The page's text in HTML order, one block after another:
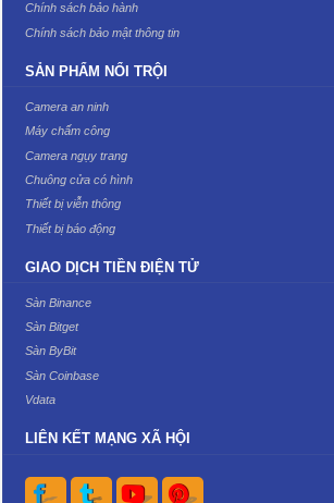
Chính sách bảo hành
Chính sách bảo mật thông tin
SẢN PHẨM NỔI TRỘI
Camera an ninh
Máy chấm công
Camera ngụy trang
Chuông cửa có hình
Thiết bị viễn thông
Thiết bị báo động
GIAO DỊCH TIỀN ĐIỆN TỬ
Sàn Binance
Sàn Bitget
Sàn ByBit
Sàn Coinbase
Vdata
LIÊN KẾT MẠNG XÃ HỘI